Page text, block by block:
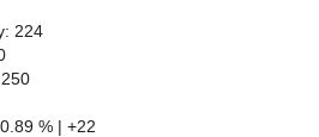
224
% | +22